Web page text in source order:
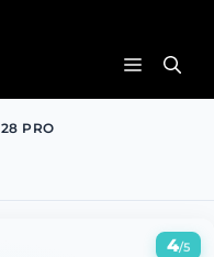
MENU
PRO
4/5